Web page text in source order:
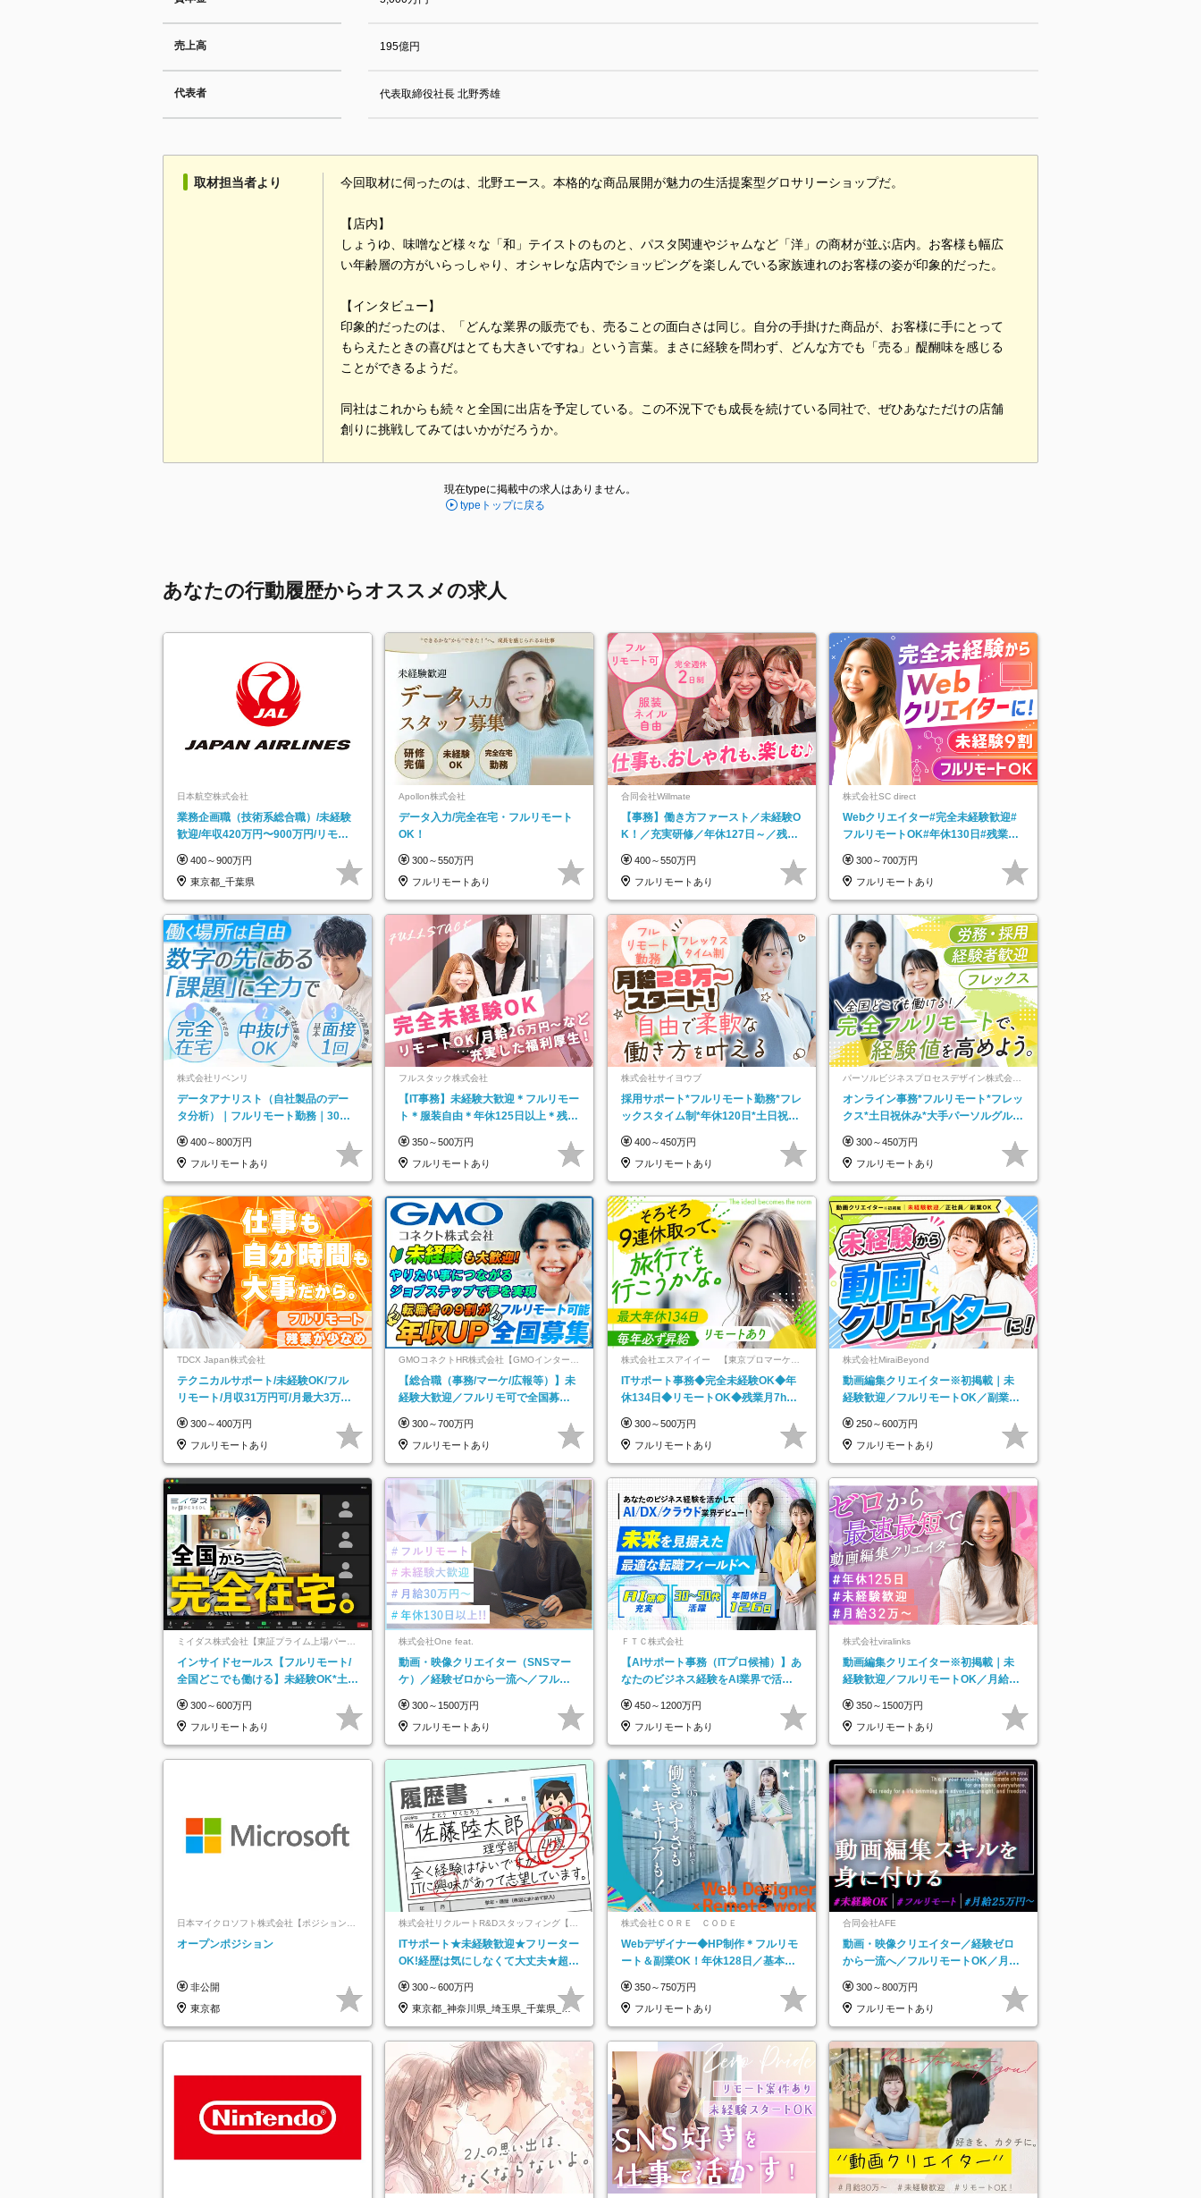
売上高 195億円
代表者 代表取締役社長 北野秀雄
取材担当者より 今回取材に伺ったのは、北野エース。本格的な商品展開が魅力の生活提案型グロサリーショップだ。
【店内】
しょうゆ、味噌など様々な「和」テイストのものと、パスタ関連やジャムなど「洋」の商材が並ぶ店内。お客様も幅広
い年齢層の方がいらっしゃり、オシャレな店内でショッピングを楽しんでいる家族連れのお客様の姿が印象的だった。
【インタビュー】
印象的だったのは、「どんな業界の販売でも、売ることの面白さは同じ。自分の手掛けた商品が、お客様に手にとって
もらえたときの喜びはとても大きいですね」という言葉。まさに経験を問わず、どんな方でも「売る」醍醐味を感じる
ことができるようだ。
同社はこれからも続々と全国に出店を予定している。この不況下でも成長を続けている同社で、ぜひあなただけの店舗
創りに挑戦してみてはいかがだろうか。
現在typeに掲載中の求人はありません。
typeトップに戻る
あなたの行動履歴からオススメの求人
日本航空株式会社
業務企画職（技術系総合職）/未経験
歓迎/年収420万円〜900万円/リモー
400～900万円
東京都_千葉県
Apollon株式会社
データ入力/完全在宅・フルリモート
OK！
300～550万円
フルリモートあり
合同会社Willmate
【事務】働き方ファースト／未経験O
K！／充実研修／年休127日～／残業
400～550万円
フルリモートあり
株式会社SC direct
Webクリエイター#完全未経験歓迎#
フルリモートOK#年休130日#残業月
300～700万円
フルリモートあり
株式会社リベンリ
データアナリスト（自社製品のデー
タ分析）｜フルリモート勤務｜30代
員多数活躍
400～800万円
フルリモートあり
フルスタック株式会社
【IT事務】未経験大歓迎＊フルリモー
ト＊服装自由＊年休125日以上＊残業
350～500万円
フルリモートあり
株式会社サイヨウブ
採用サポート*フルリモート勤務*フレ
ックスタイム制*年休120日*土日祝休
400～450万円
フルリモートあり
パーソルビジネスプロセスデザイン株式会
社 事業開発本部
オンライン事務*フルリモート*フレッ
クス*土日祝休み*大手パーソルグルー
300～450万円
フルリモートあり
TDCX Japan株式会社
テクニカルサポート/未経験OK/フル
リモート/月収31万円可/月最大3万の
300～400万円
フルリモートあり
GMOコネクトHR株式会社【GMOインターネ
ットグループ】
【総合職（事務/マーケ/広報等）】未
経験大歓迎／フルリモ可で全国募
★
300～700万円
フルリモートあり
株式会社エスアイイー 【東京プロマーケッ
ITサポート事務◆完全未経験OK◆年
休134日◆リモートOK◆残業月7h以
300～500万円
フルリモートあり
株式会社MiraiBeyond
動画編集クリエイター※初掲載｜未
経験歓迎／フルリモートOK／副業O
250～600万円
フルリモートあり
ミイダス株式会社【東証プライム上場パーソ
インサイドセールス【フルリモート/
全国どこでも働ける】未経験OK*土日
300～600万円
フルリモートあり
株式会社One feat.
動画・映像クリエイター（SNSマー
ケ）／経験ゼロから一流へ／フルリ
日以上
300～1500万円
フルリモートあり
ＦＴＣ株式会社
【AIサポート事務（ITプロ候補）】あ
なたのビジネス経験をAI業界で活か
450～1200万円
フルリモートあり
株式会社viralinks
動画編集クリエイター※初掲載｜未
経験歓迎／フルリモートOK／月給32
350～1500万円
フルリモートあり
日本マイクロソフト株式会社【ポジションマ
ッチ登録】
オープンポジション
非公開
東京都
株式会社リクルートR&Dスタッフィング【リ
クルートグループ】
ITサポート★未経験歓迎★フリーター
OK!経歴は気にしなくて大丈夫★超大
300～600万円
東京都_神奈川県_埼玉県_千葉県_大
阪府…
株式会社ＣＯＲＥ ＣＯＤＥ
Webデザイナー◆HP制作＊フルリモ
ート＆副業OK！年休128日／基本定
350～750万円
フルリモートあり
合同会社AFE
動画・映像クリエイター／経験ゼロ
から一流へ／フルリモートOK／月給
300～800万円
フルリモートあり